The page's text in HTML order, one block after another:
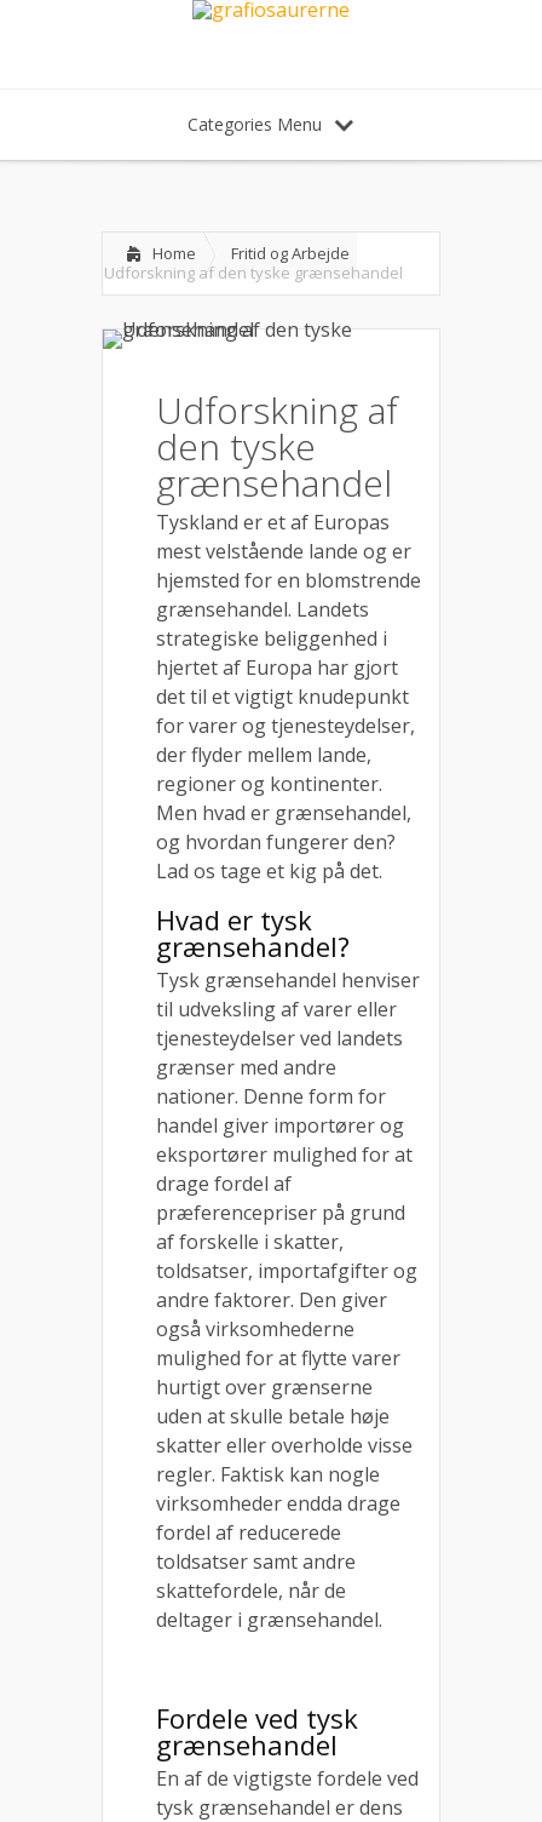
Categories Menu
Home
Fritid og Arbejde
Udforskning af den tyske grænsehandel
Udforskning af
den tyske
grænsehandel
Tyskland er et af Europas
mest velstående lande og er
hjemsted for en blomstrende
grænsehandel. Landets
strategiske beliggenhed i
hjertet af Europa har gjort
det til et vigtigt knudepunkt
for varer og tjenesteydelser,
der flyder mellem lande,
regioner og kontinenter.
Men hvad er grænsehandel,
og hvordan fungerer den?
Lad os tage et kig på det.
Hvad er tysk
grænsehandel?
Tysk grænsehandel henviser
til udveksling af varer eller
tjenesteydelser ved landets
grænser med andre
nationer. Denne form for
handel giver importører og
eksportører mulighed for at
drage fordel af
præferencepriser på grund
af forskelle i skatter,
toldsatser, importafgifter og
andre faktorer. Den giver
også virksomhederne
mulighed for at flytte varer
hurtigt over grænserne
uden at skulle betale høje
skatter eller overholde visse
regler. Faktisk kan nogle
virksomheder endda drage
fordel af reducerede
toldsatser samt andre
skattefordele, når de
deltager i grænsehandel.
Fordele ved tysk
grænsehandel
En af de vigtigste fordele ved
tysk grænsehandel er dens